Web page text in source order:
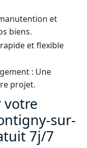
et
biens.
et flexible
: Une
projet.
votre
sur-
7j/7